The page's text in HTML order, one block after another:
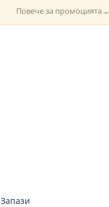
Повече за промоцията→
Запази